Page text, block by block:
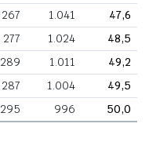
267 1.041
47,6
277 1.024
48,5
289 1.011
49,2
287 1.004
49,5
295 996 50,0